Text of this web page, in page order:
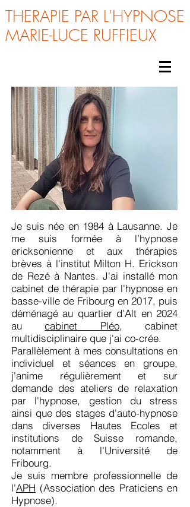
THERAPIE PAR L'HYPNOSE
MARIE-LUCE RUFFIEUX
Je suis née en 1984 à Lausanne. Je
me suis formée à l’hypnose
ericksonienne et aux thérapies
brèves à l'institut Milton H. Erickson
de Rezé à Nantes. J'ai installé mon
cabinet de thérapie par l'hypnose en
basse-ville de Fribourg en 2017, puis
déménagé au quartier d'Alt en 2024
aucabinet Pléo, cabinet
multidisciplinaire que j'ai co-crée.
Parallèlement à mes consultations en
individuel et séances en groupe,
j'anime régulièrement et sur
demande des ateliers de relaxation
par l'hypnose, gestion du stress
ainsi que des stages d'auto-hypnose
dans diverses Hautes Ecoles et
institutions de Suisse romande,
notamment à l'Université de
Fribourg.
Je suis membre professionnelle de
l'APH (Association des Praticiens en
Hypnose).